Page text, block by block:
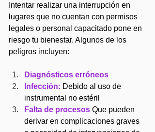
Intentar realizar una interrupción en
lugares que no cuentan con permisos
legales o personal capacitado pone en
riesgo tu bienestar. Algunos de los
peligros incluyen:
Diagnósticos erróneos
Infección: Debido al uso de
instrumental no estéril
Falta de procesos Que pueden
derivar en complicaciones graves